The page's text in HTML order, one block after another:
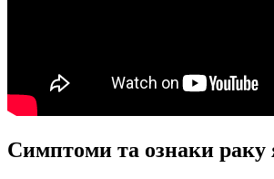
Симптоми та ознаки раку